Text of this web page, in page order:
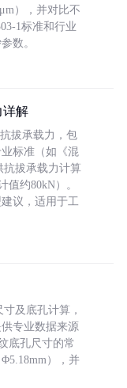
），并对比不
1标准和行业
数。
详解
拔承载力，包
标准（如《混
抗拔承载力计算
值约80kN）。
议，适用于工
及底孔计算，
专业数据来源
底孔尺寸的常
），并